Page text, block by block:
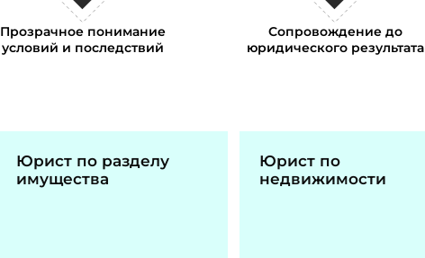
Прозрачное понимание
условий и последствий
Сопровождение до
юридического результата
Юрист по разделу
имущества
Юрист по
недвижимости